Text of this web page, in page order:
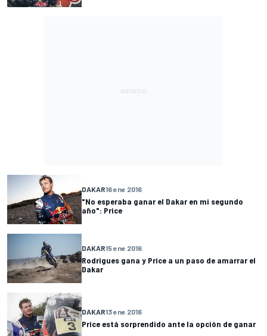
DAKAR16 ene 2016
"No esperaba ganar el Dakar en mi segundo
año": Price
DAKAR15 ene 2016
Rodrigues gana y Price a un paso de amarrar el
Dakar
DAKAR13 ene 2016
Price está sorprendido ante la opción de ganar